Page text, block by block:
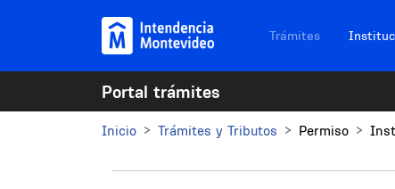
Navegación sitios
Trámites
Portal trámites
Inicio Trámites y Tributos Permiso